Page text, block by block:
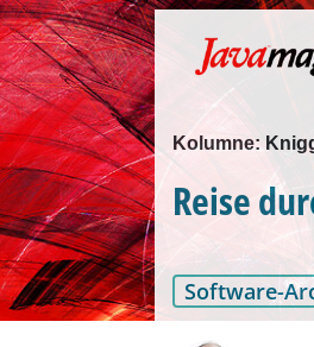
Kolumne:
Reise
Software-